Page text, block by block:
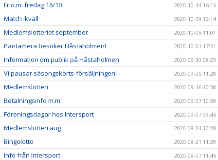
Fr.o.m. fredag 16/10 2020-10-14 16:16
Match ikväll 2020-10-09 12:14
Medlemslotteriet september 2020-10-05 11:01
Pantamera besöker Håstaholmen! 2020-10-01 17:51
Information om publik på Håstaholmen 2020-09-30 08:23
Vi pausar säsongskorts-försäljningen! 2020-09-25 11:28
Medlemslotteri 2020-09-16 10:38
Betalningsinfo m.m. 2020-09-07 10:39
Föreningsdagar hos Intersport 2020-09-07 09:46
Medlemslotteri aug 2020-08-24 10:28
Bingolotto 2020-08-21 11:39
Info från Intersport 2020-08-07 11:46